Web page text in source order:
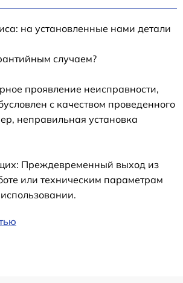
на установленные нами детали
случаем?
проявление неисправности,
с качеством проведенного
неправильная установка
Преждевременный выход из
или техническим параметрам